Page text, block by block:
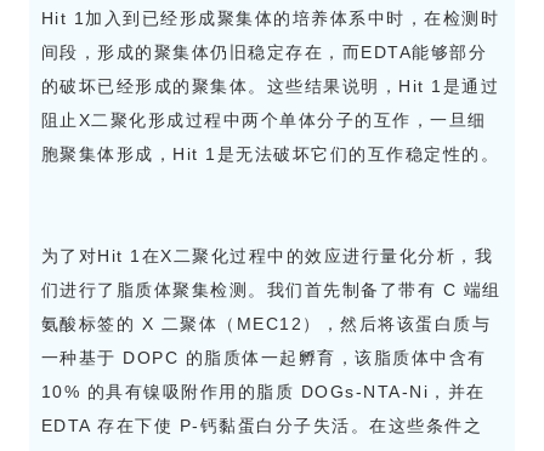
Hit 1加入到已经形成聚集体的培养体系中时，在检测时
间段，形成的聚集体仍旧稳定存在，而EDTA能够部分
的破坏已经形成的聚集体。这些结果说明，Hit 1是通过
阻止X二聚化形成过程中两个单体分子的互作，一旦细
胞聚集体形成，Hit 1是无法破坏它们的互作稳定性的。
为了对Hit 1在X二聚化过程中的效应进行量化分析，我
们进行了脂质体聚集检测。我们首先制备了带有 C 端组
氨酸标签的 X 二聚体（MEC12），然后将该蛋白质与
一种基于 DOPC 的脂质体一起孵育，该脂质体中含有
10% 的具有镍吸附作用的脂质 DOGs-NTA-Ni，并在
EDTA 存在下使 P-钙黏蛋白分子失活。在这些条件之